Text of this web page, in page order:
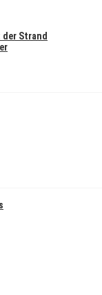
Strand